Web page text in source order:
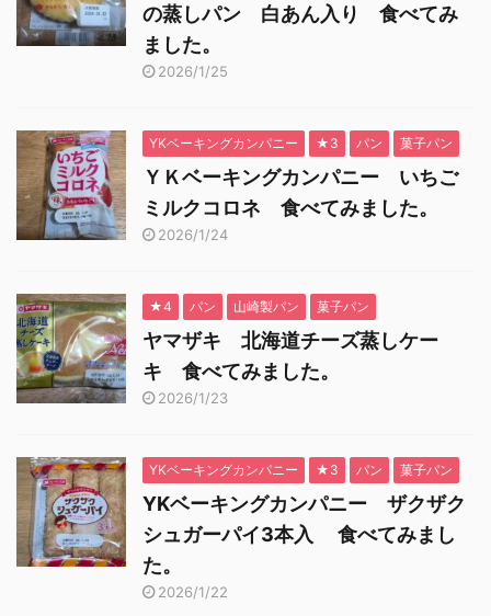
の蒸しパン 白あん入り 食べてみ
ました。
2026/1/25
YKベーキングカンパニー ★3 パン 菓子パン
ＹＫベーキングカンパニー いちご
ミルクコロネ 食べてみました。
2026/1/24
★4 パン 山崎製パン 菓子パン
ヤマザキ 北海道チーズ蒸しケー
キ 食べてみました。
2026/1/23
YKベーキングカンパニー ★3 パン 菓子パン
YKベーキングカンパニー ザクザク
シュガーパイ3本入 食べてみまし
た。
2026/1/22